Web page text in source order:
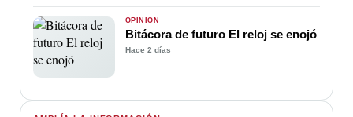
OPINIÓN
Bitácora de futuro El reloj se enojó
Hace 2 días